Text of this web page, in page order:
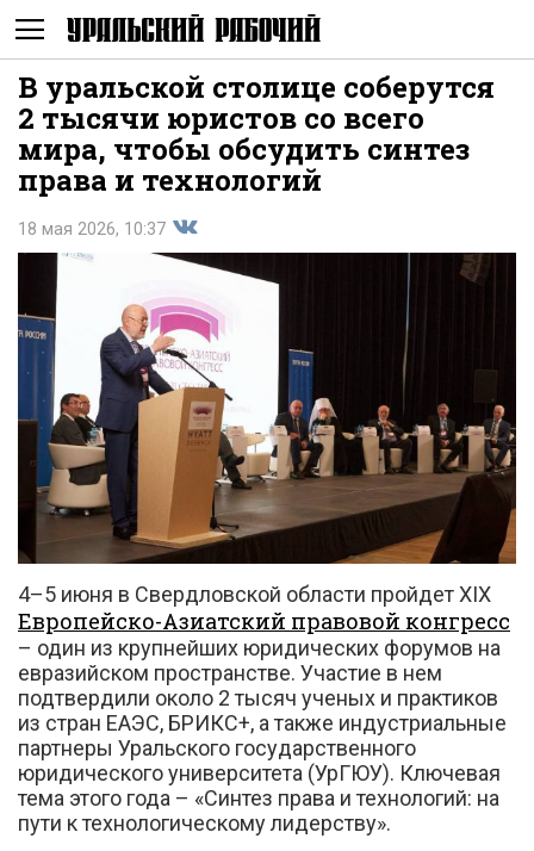
Не
показывать
В уральской столице соберутся
2 тысячи юристов со всего
мира, чтобы обсудить синтез
права и технологий
18 мая 2026, 10:37
Поделиться
Вконтакте
4–5 июня в Свердловской области пройдет XIX
Европейско-Азиатский правовой конгресс
– один из крупнейших юридических форумов на
евразийском пространстве. Участие в нем
подтвердили около 2 тысяч ученых и практиков
из стран ЕАЭС, БРИКС+, а также индустриальные
партнеры Уральского государственного
юридического университета (УрГЮУ). Ключевая
тема этого года – «Синтез права и технологий: на
пути к технологическому лидерству».